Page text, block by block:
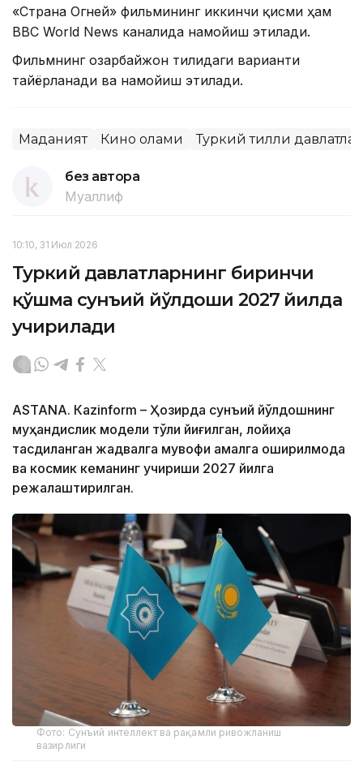
«Страна Огней» фильмининг иккинчи қисми ҳам
BBC World News каналида намойиш этилади.
Фильмнинг озарбайжон тилидаги варианти
тайёрланади ва намойиш этилади.
Маданият Кино олами Туркий тилли давлатлар
без автора
Муаллиф
10:10, 31 Июл 2026
Туркий давлатларнинг биринчи
қўшма сунъий йўлдоши 2027 йилда
учирилади
ASTANА. Кazinform – Ҳозирда сунъий йўлдошнинг
муҳандислик модели тўлиқ йиғилган, лойиҳа
тасдиқланган жадвалга мувофиқ амалга оширилмоқда
ва космик кеманинг учириши 2027 йилга
режалаштирилган.
Фото: Сунъий интеллект ва рақамли ривожланиш
вазирлиги